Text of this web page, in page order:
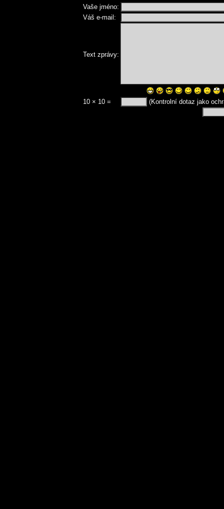
Vaše jméno:
Váš e-mail:
Text zprávy:
10 × 10 = (Kontrolní dotaz jako